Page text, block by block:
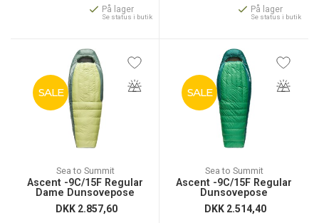
På lager
Se status i butik
På lager
Se status i butik
SALE
Sea to Summit
Ascent -9C/15F Regular
Dame Dunsovepose
DKK 2.857,60
SALE
Sea to Summit
Ascent -9C/15F Regular
Dunsovepose
DKK 2.514,40